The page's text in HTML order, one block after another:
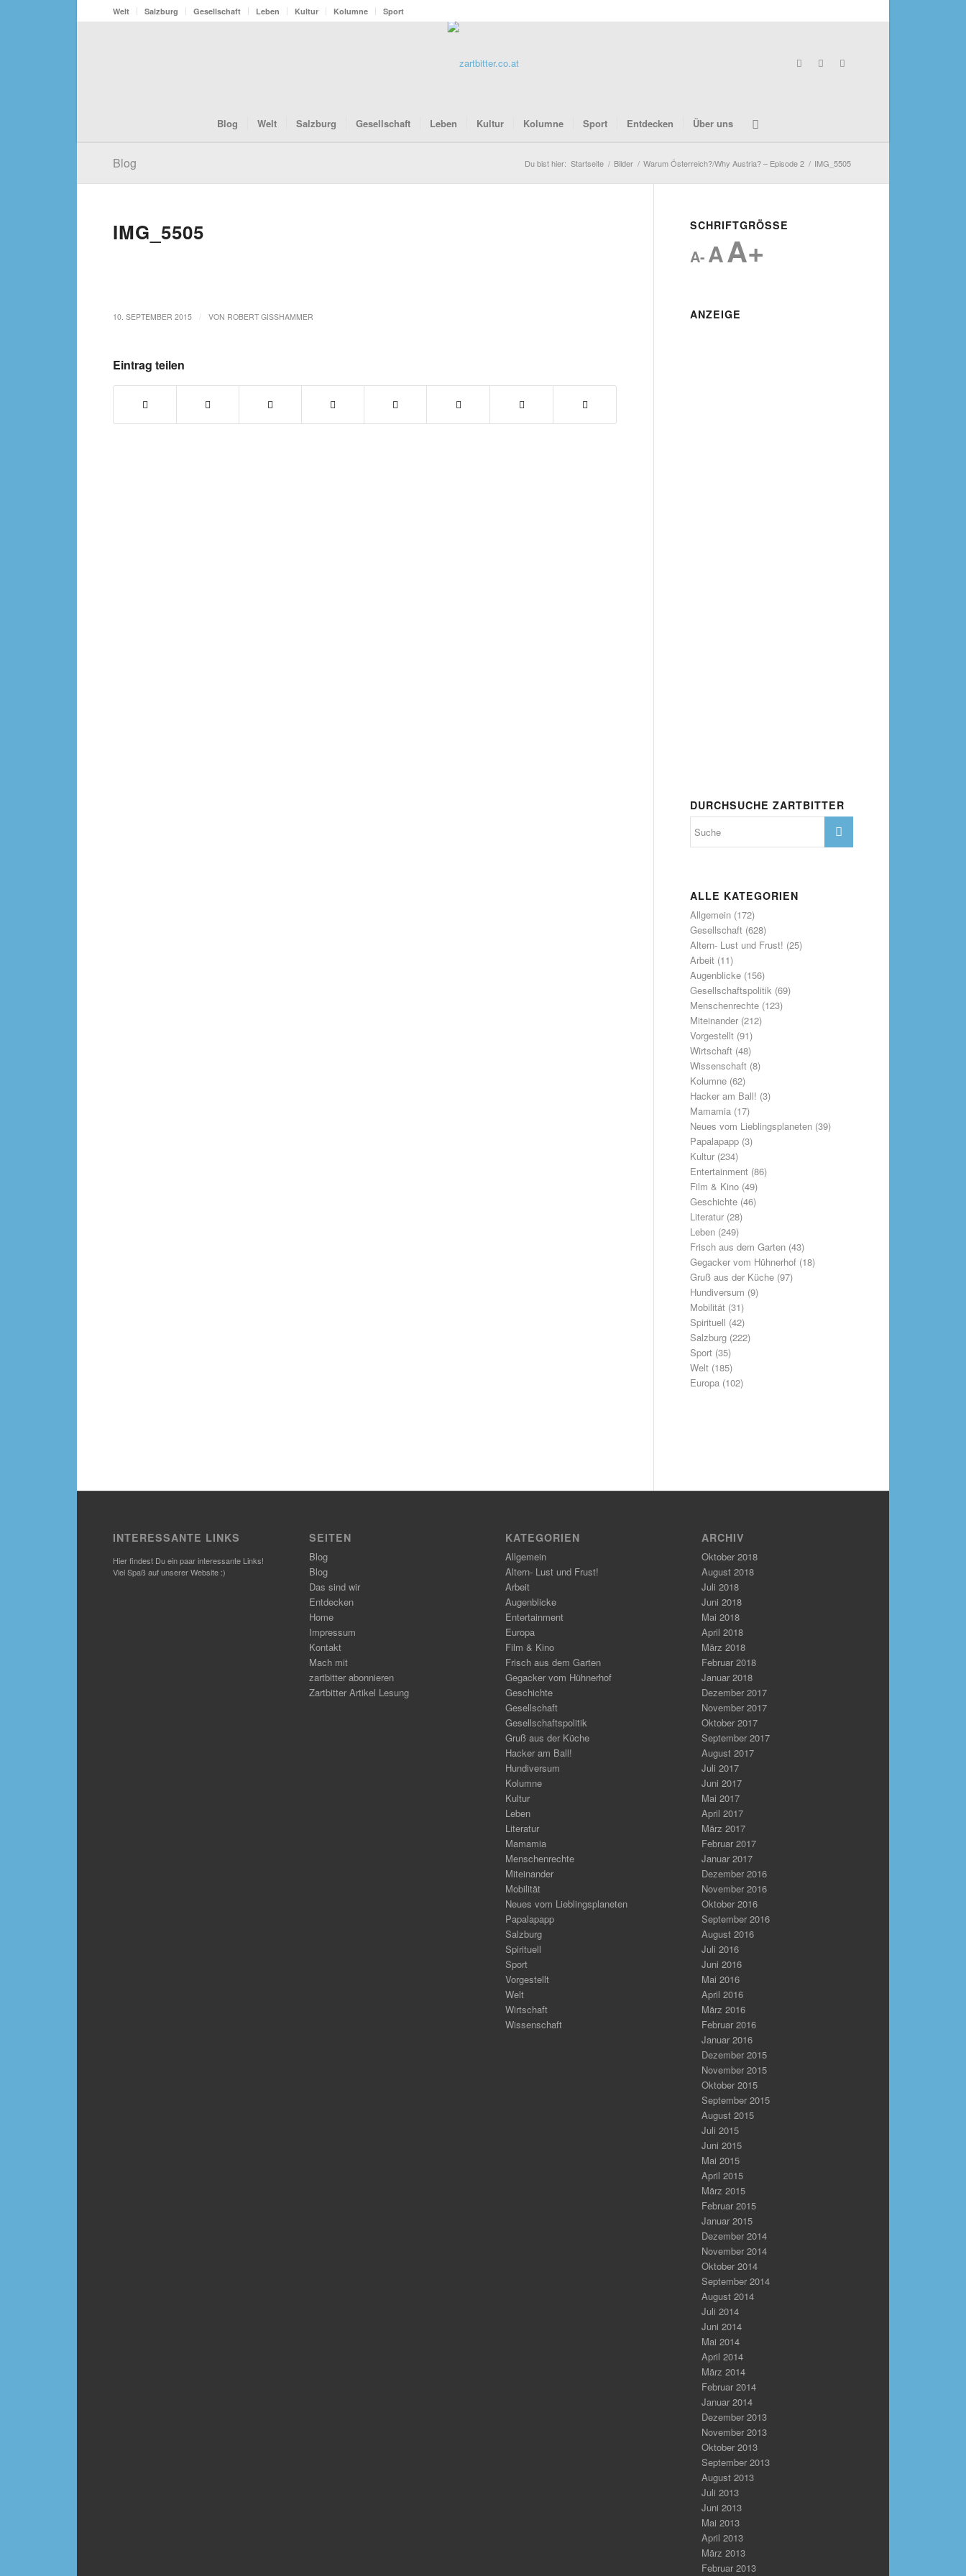
Welt Salzburg Gesellschaft Leben Kultur Kolumne Sport
Blog Welt Salzburg Gesellschaft Leben Kultur Kolumne Sport Entdecken Über uns
Blog Du bist hier: Startseite / Bilder / Warum Österreich?/Why Austria? – Episode 2 / IMG_5505
IMG_5505
10. SEPTEMBER 2015 VON ROBERT GISSHAMMER
Eintrag teilen
SCHRIFTGRÖSSE
A- AA+
ANZEIGE
DURCHSUCHE ZARTBITTER
ALLE KATEGORIEN
Allgemein(172)
Gesellschaft(628)
Altern- Lust und Frust! (25)
Arbeit(11)
Augenblicke(156)
Gesellschaftspolitik(69)
Menschenrechte(123)
Miteinander(212)
Vorgestellt(91)
Wirtschaft(48)
Wissenschaft(8)
Kolumne(62)
Hacker am Ball! (3)
Mamamia(17)
Neues vom Lieblingsplaneten(39)
Papalapapp(3)
Kultur(234)
Entertainment(86)
Film & Kino(49)
Geschichte(46)
Literatur(28)
Leben(249)
Frisch aus dem Garten(43)
Gegacker vom Hühnerhof(18)
Gruß aus der Küche(97)
Hundiversum (9)
Mobilität(31)
Spirituell (42)
Salzburg(222)
Sport(35)
Welt(185)
Europa(102)
INTERESSANTE LINKS
Hier findest Du ein paar interessante Links!
Viel Spaß auf unserer Website :)
SEITEN
Blog
Blog
Das sind wir
Entdecken
Home
Impressum
Kontakt
Mach mit
zartbitter abonnieren
Zartbitter Artikel Lesung
KATEGORIEN
Allgemein
Altern- Lust und Frust!
Arbeit
Augenblicke
Entertainment
Europa
Film & Kino
Frisch aus dem Garten
Gegacker vom Hühnerhof
Geschichte
Gesellschaft
Gesellschaftspolitik
Gruß aus der Küche
Hacker am Ball!
Hundiversum
Kolumne
Kultur
Leben
Literatur
Mamamia
Menschenrechte
Miteinander
Mobilität
Neues vom Lieblingsplaneten
Papalapapp
Salzburg
Spirituell
Sport
Vorgestellt
Welt
Wirtschaft
Wissenschaft
ARCHIV
Oktober 2018
August 2018
Juli 2018
Juni 2018
Mai 2018
April 2018
März 2018
Februar 2018
Januar 2018
Dezember 2017
November 2017
Oktober 2017
September 2017
August 2017
Juli 2017
Juni 2017
Mai 2017
April 2017
März 2017
Februar 2017
Januar 2017
Dezember 2016
November 2016
Oktober 2016
September 2016
August 2016
Juli 2016
Juni 2016
Mai 2016
April 2016
März 2016
Februar 2016
Januar 2016
Dezember 2015
November 2015
Oktober 2015
September 2015
August 2015
Juli 2015
Juni 2015
Mai 2015
April 2015
März 2015
Februar 2015
Januar 2015
Dezember 2014
November 2014
Oktober 2014
September 2014
August 2014
Juli 2014
Juni 2014
Mai 2014
April 2014
März 2014
Februar 2014
Januar 2014
Dezember 2013
November 2013
Oktober 2013
September 2013
August 2013
Juli 2013
Juni 2013
Mai 2013
April 2013
März 2013
Februar 2013